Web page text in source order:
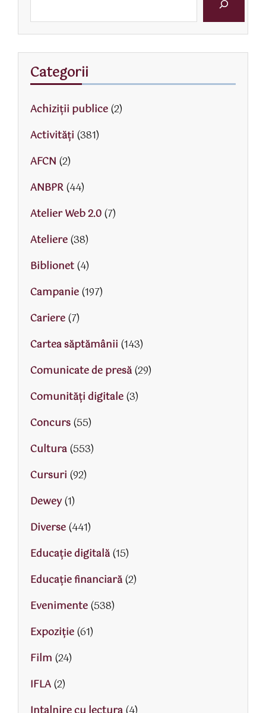
Categorii
Achiziții publice(2)
Activităţi (381)
AFCN (2)
ANBPR(44)
Atelier Web 2.0(7)
Ateliere(38)
Biblionet(4)
Campanie(197)
Cariere(7)
Cartea săptămânii (143)
Comunicate de presă(29)
Comunități digitale(3)
Concurs(55)
Cultura(553)
Cursuri (92)
Dewey(1)
Diverse(441)
Educaţie digitală(15)
Educaţie financiară(2)
Evenimente(538)
Expoziție(61)
Film (24)
IFLA(2)